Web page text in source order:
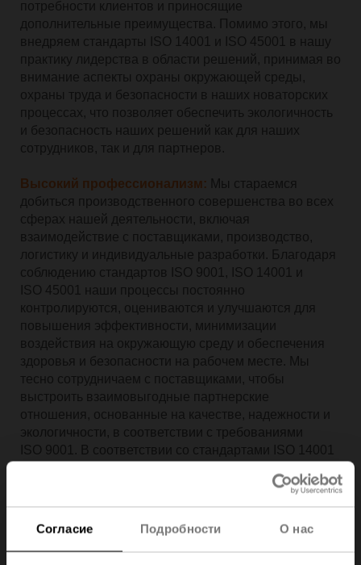
Согласие Подробности О нас
потребности клиентов и приносящие
дополнительные преимущества. Помимо этого, мы
внедряем стандарты ISO 14001 и ISO 45001 в нашу
практику лидерства в области решений, принимая во
внимание аспекты охраны окружающей среды,
охраны труда и безопасности в наших новаторских
процессах, что позволяет обеспечить экологичность
и безопасность наших решений как для наших
сотрудников, так и для партнеров.
Высокий профессионализм: Мы стараемся
добиться производственного совершенства во всех
сферах нашей деятельности, включая
взаимодействие с поставщиками, производство,
логистику и индивидуальные разработки. Благодаря
соблюдению стандартов ISO 9001, ISO 14001 и
ISO 45001 наши процессы постоянно
контролируются, оцениваются и улучшаются для
повышения эффективности, минимизации
воздействия на окружающую среду и обеспечения
здоровья и безопасности на рабочем месте. Мы
тесно сотрудничаем с поставщиками, чтобы
выстроить взаимовыгодные партнерские
отношения, основанные на качестве, надежности и
экологичности, в соответствии с требованиями
ISO 9001. В соответствии со стандартами ISO 14001
процессы, а также создание продукции на заказ
направлены на оптимизацию использования
ресурсов, снижение энергопотребления и
уменьшение рисков для здоровья и безопасности.